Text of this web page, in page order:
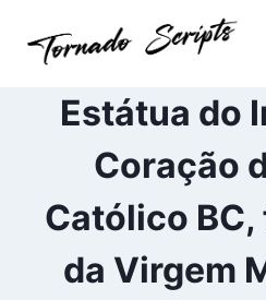
para
ConteúdoEstátua do
Coração
Católico
da Virgem